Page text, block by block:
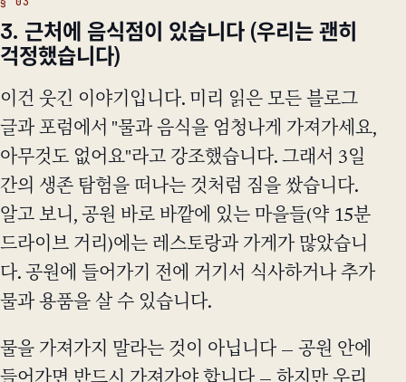
3. 근처에 음식점이 있습니다 (우리는 괜히
걱정했습니다)
이건 웃긴 이야기입니다. 미리 읽은 모든 블로그
글과 포럼에서 "물과 음식을 엄청나게 가져가세요,
아무것도 없어요"라고 강조했습니다. 그래서 3일
간의 생존 탐험을 떠나는 것처럼 짐을 쌌습니다.
알고 보니, 공원 바로 바깥에 있는 마을들(약 15분
드라이브 거리)에는 레스토랑과 가게가 많았습니
다. 공원에 들어가기 전에 거기서 식사하거나 추가
물과 용품을 살 수 있습니다.
물을 가져가지 말라는 것이 아닙니다 — 공원 안에